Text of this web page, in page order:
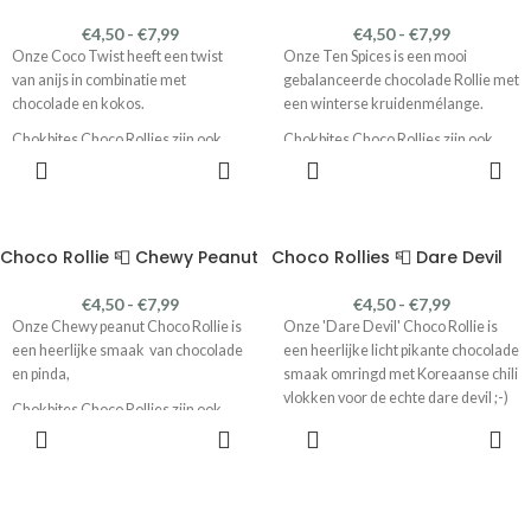
€4,50 - €7,99
Onze Coco Twist heeft een twist
van anijs in combinatie met
chocolade en kokos.
Chokbites Choco Rollies zijn ook
verkrijgbaar in de smaken:
Dare Devil
Combineer en proef ze alle vier!
Deze producten ontvang je door de
brievenbus! Ophalen kan natuurlijk
ook.
€4,50 - €7,99
Onze Ten Spices is een mooi
gebalanceerde chocolade Rollie met
een winterse kruidenmélange.
Chokbites Choco Rollies zijn ook
verkrijgbaar in de smaken:
Dare Devil
Combineer en proef ze alle vier!
Deze producten ontvang je door de
brievenbus! Ophalen kan natuurlijk
ook.
Choco Rollie 📮 Chewy Peanut
€4,50 - €7,99
Onze Chewy peanut Choco Rollie is
een heerlijke smaak van chocolade
en pinda,
Chokbites Choco Rollies zijn ook
verkrijgbaar in de smaken:
Choco Rollies 📮 Dare Devil
€4,50 - €7,99
Onze 'Dare Devil' Choco Rollie is
een heerlijke licht pikante chocolade
smaak omringd met Koreaanse chili
vlokken voor de echte dare devil ;-)
Chokbites Choco Rollies zijn ook